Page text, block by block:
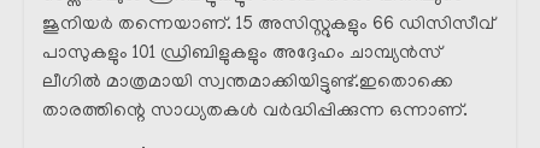
ജൂനിയർ തന്നെയാണ്. 15 അസിസ്റ്റുകളും 66 ഡിസിസീവ്
പാസുകളും 101 ഡ്രിബിളുകളും അദ്ദേഹം ചാമ്പ്യൻസ്
ലീഗിൽ മാത്രമായി സ്വന്തമാക്കിയിട്ടുണ്ട്.ഇതൊക്കെ
താരത്തിന്റെ സാധ്യതകൾ വർദ്ധിപ്പിക്കുന്ന ഒന്നാണ്.